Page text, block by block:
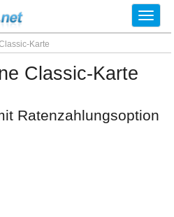
Karte
Classic-Karte
Ratenzahlungsoption